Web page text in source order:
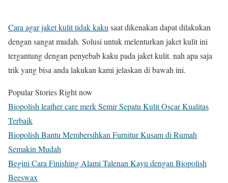
Cara agar jaket kulit tidak kaku saat dikenakan dapat dilakukan
dengan sangat mudah. Solusi untuk melenturkan jaket kulit ini
tergantung dengan penyebab kaku pada jaket kulit. nah apa saja
trik yang bisa anda lakukan kami jelaskan di bawah ini.
Popular Stories Right now
Biopolish leather care merk Semir Sepatu Kulit Oscar Kualitas
Terbaik
Biopolish Bantu Membersihkan Furnitur Kusam di Rumah
Semakin Mudah
Begini Cara Finishing Alami Talenan Kayu dengan Biopolish
Beeswax